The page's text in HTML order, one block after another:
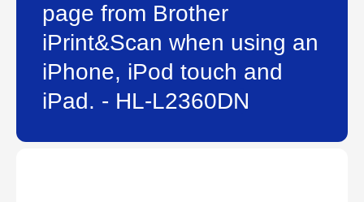
page from Brother
iPrint&Scan when using an
iPhone, iPod touch and
iPad. - HL-L2360DN